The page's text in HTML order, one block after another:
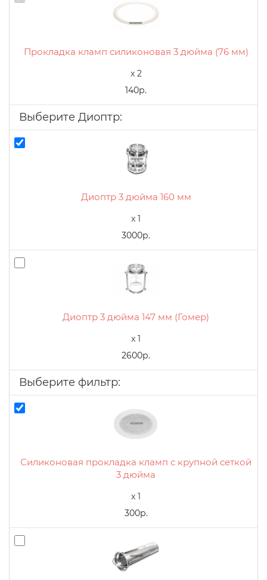
Прокладка кламп силиконовая 3 дюйма (76 мм)
x 2
140р.
Выберите Диоптр:
Диоптр 3 дюйма 160 мм
x 1
3000р.
Диоптр 3 дюйма 147 мм (Гомер)
x 1
2600р.
Выберите фильтр:
Силиконовая прокладка кламп с крупной сеткой
3 дюйма
x 1
300р.